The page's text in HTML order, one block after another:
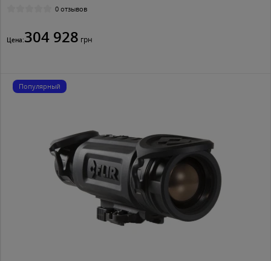
0 отзывов
Цена:304 928 грн
Популярный